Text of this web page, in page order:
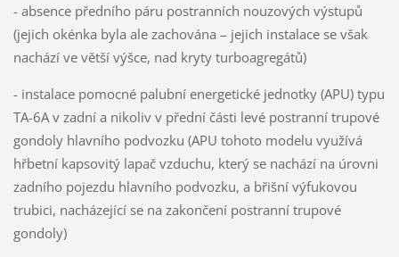
- absence předního páru postranních nouzových výstupů
(jejich okénka byla ale zachována – jejich instalace se však
nachází ve větší výšce, nad kryty turboagregátů)
- instalace pomocné palubní energetické jednotky (APU) typu
TA-6A v zadní a nikoliv v přední části levé postranní trupové
gondoly hlavního podvozku (APU tohoto modelu využívá
hřbetní kapsovitý lapač vzduchu, který se nachází na úrovni
zadního pojezdu hlavního podvozku, a břišní výfukovou
trubici, nacházející se na zakončení postranní trupové
gondoly)